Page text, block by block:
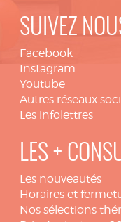
SUIVEZ
Facebook
Instagram
Youtube
Autres réseaux
Les infolettres
LES +
Les nouveautés
Horaires et
Nos sélections